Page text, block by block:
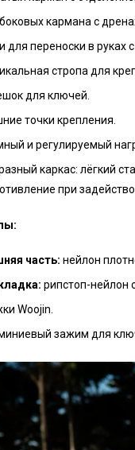
кармана с
для переноски в руках
стропа для
для ключей.
точки крепления.
и регулируемый
каркас: лёгкий
при
часть: нейлон
рипстоп-нейлон
Woojin.
зажим для